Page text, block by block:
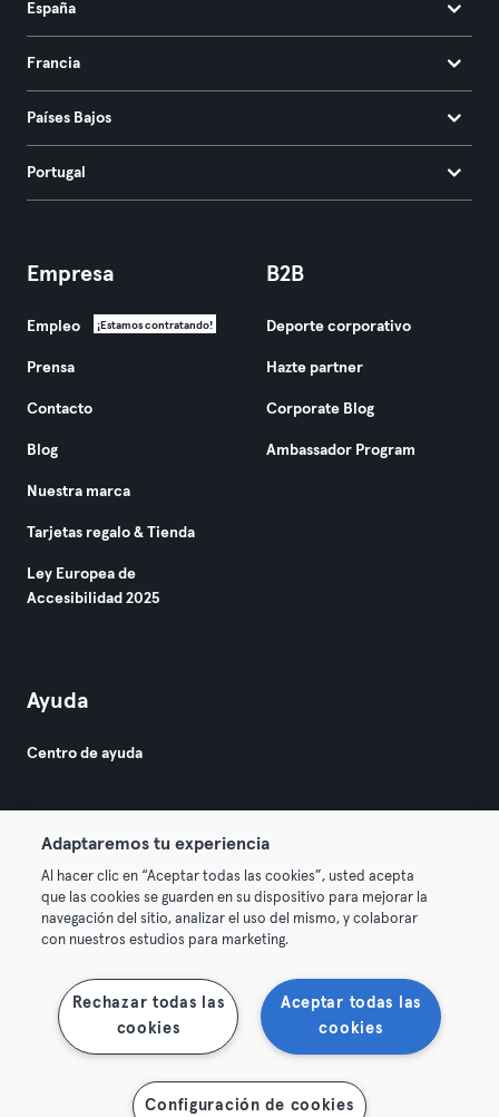
Mostrar mapa
España
Francia
Países Bajos
Portugal
Empresa
Empleo ¡Estamos contratando!
Prensa
Contacto
Blog
Nuestra marca
Tarjetas regalo & Tienda
Ley Europea de
Accesibilidad 2025
B2B
Deporte corporativo
Hazte partner
Corporate Blog
Ambassador Program
Ayuda
Centro de ayuda
© 2026 Urban Sports Group GmbH. All rights reserved.
Términos y condiciones Privacidad
Desistir de contratos aquí
Adaptaremos tu experiencia
Al hacer clic en “Aceptar todas las cookies”, usted acepta
que las cookies se guarden en su dispositivo para mejorar la
navegación del sitio, analizar el uso del mismo, y colaborar
con nuestros estudios para marketing.
Aceptar todas las
cookies
Rechazar todas las
cookies
Configuración de cookies